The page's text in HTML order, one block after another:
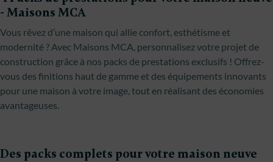
- Maisons MCA
Vous rêvez d’une maison qui allie confort, esthétisme et
modernité ? Avec Maisons MCA, personnalisez votre projet de
construction grâce à nos packs de prestations exclusifs ! Offrez-
vous des finitions haut de gamme et des équipements innovants
pour une maison à votre image, tout en réalisant des économies
avantageuses.
Des packs complets pour votre maison neuve